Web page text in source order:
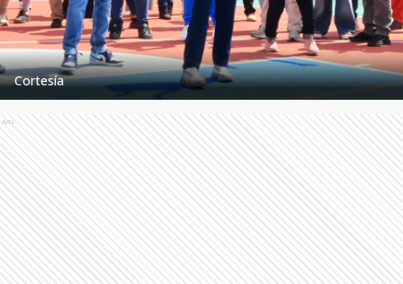
Cortesía
Ads